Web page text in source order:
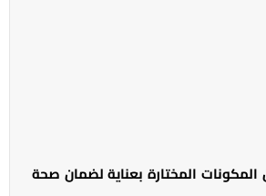
المختارة بعناية لضمان صحة